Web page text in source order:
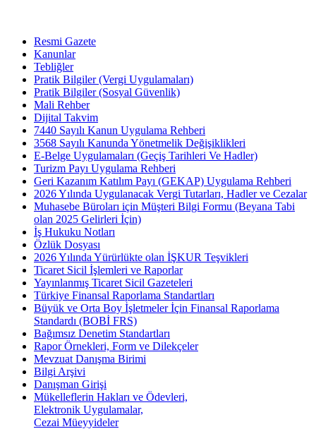
Resmi Gazete
Kanunlar
Tebliğler
Pratik Bilgiler (Vergi Uygulamaları)
Pratik Bilgiler (Sosyal Güvenlik)
Mali Rehber
Dijital Takvim
7440 Sayılı Kanun Uygulama Rehberi
3568 Sayılı Kanunda Yönetmelik Değişiklikleri
E-Belge Uygulamaları (Geçiş Tarihleri Ve Hadler)
Turizm Payı Uygulama Rehberi
Geri Kazanım Katılım Payı (GEKAP) Uygulama Rehberi
2026 Yılında Uygulanacak Vergi Tutarları, Hadler ve Cezalar
Muhasebe Büroları için Müşteri Bilgi Formu (Beyana Tabi
olan 2025 Gelirleri İçin)
İş Hukuku Notları
Özlük Dosyası
2026 Yılında Yürürlükte olan İŞKUR Teşvikleri
Ticaret Sicil İşlemleri ve Raporlar
Yayınlanmış Ticaret Sicil Gazeteleri
Türkiye Finansal Raporlama Standartları
Büyük ve Orta Boy İşletmeler İçin Finansal Raporlama
Standardı (BOBİ FRS)
Bağımsız Denetim Standartları
Rapor Örnekleri, Form ve Dilekçeler
Mevzuat Danışma Birimi
Bilgi Arşivi
Danışman Girişi
Mükelleflerin Hakları ve Ödevleri,
Elektronik Uygulamalar,
Cezai Müeyyideler